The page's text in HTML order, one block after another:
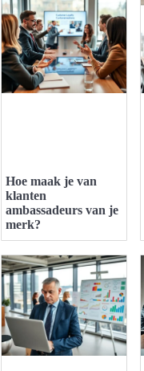
Hoe maak je van
klanten
ambassadeurs van je
merk?